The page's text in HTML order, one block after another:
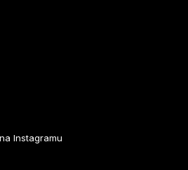
Instagramu